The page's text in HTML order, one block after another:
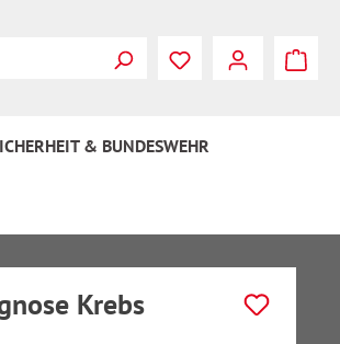
& BUNDESWEHR
Krebs